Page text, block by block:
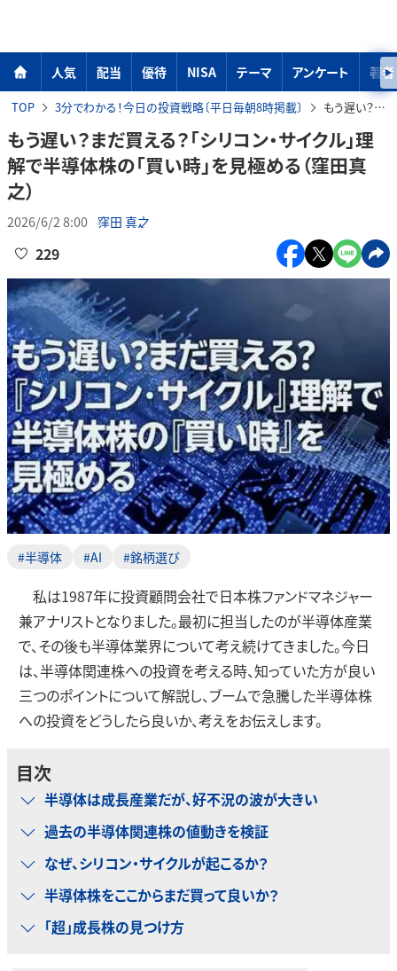
人気 配当 優待 NISA テーマ アンケート 著者
TOP 3分でわかる！今日の投資戦略〔平日毎朝8時掲載〕 もう遅い？まだ買える？「シリコン・サイクル」理解で半導体株の「買い時」を見極める（窪田真之）
もう遅い？まだ買える？「シリコン・サイクル」理
解で半導体株の「買い時」を見極める（窪田真
之）
2026/6/2 8:00 窪田 真之
229
#半導体 #AI #銘柄選び
私は1987年に投資顧問会社で日本株ファンドマネジャー
兼アナリストとなりました。最初に担当したのが半導体産業
で、その後も半導体業界について考え続けてきました。今日
は、半導体関連株への投資を考える時、知っていた方が良い
三つのポイントについて解説し、ブームで急騰した半導体株
への投資をどうしたら良いか、考えをお伝えします。
目次
半導体は成長産業だが、好不況の波が大きい
過去の半導体関連株の値動きを検証
なぜ、シリコン・サイクルが起こるか？
半導体株をここからまだ買って良いか？
「超」成長株の見つけ方